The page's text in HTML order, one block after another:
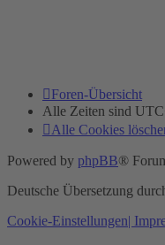
Foren-Übersicht
Alle Zeiten sind
Alle Cookies
Powered by phpBB®
Deutsche Übersetzung
Cookie-Einstellungen|